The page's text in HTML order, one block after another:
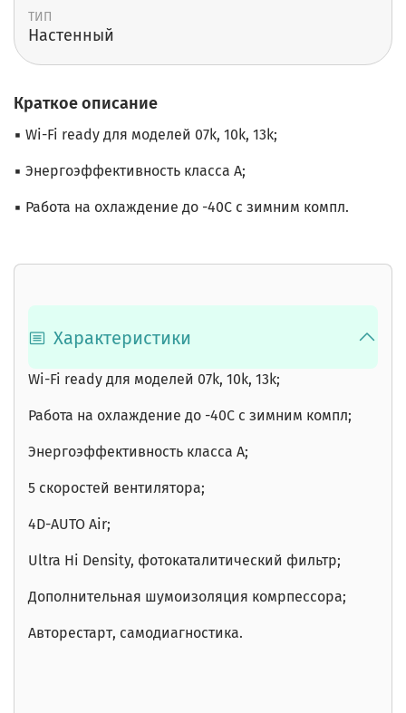
ТИП
Настенный
Краткое описание
▪ Wi-Fi ready для моделей 07k, 10k, 13k;
▪ Энергоэффективность класса А;
▪ Работа на охлаждение до -40С с зимним компл.
Характеристики
Wi-Fi ready для моделей 07k, 10k, 13k;
Работа на охлаждение до -40С с зимним компл;
Энергоэффективность класса А;
5 скоростей вентилятора;
4D-AUTO Air;
Ultra Hi Density, фотокаталитический фильтр;
Дополнительная шумоизоляция комрпессора;
Авторестарт, самодиагностика.